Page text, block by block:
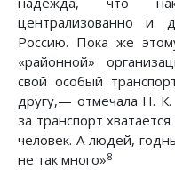
централизованно и
Россию. Пока же
«районной»
свой особый
другу,— отмечала Н. К.
за транспорт
человек. А людей,
не так много»8